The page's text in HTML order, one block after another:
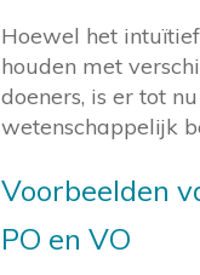
Hoewel het
houden met
doeners, is er tot
wetenschappelijk
Voorbeelden
PO en VO